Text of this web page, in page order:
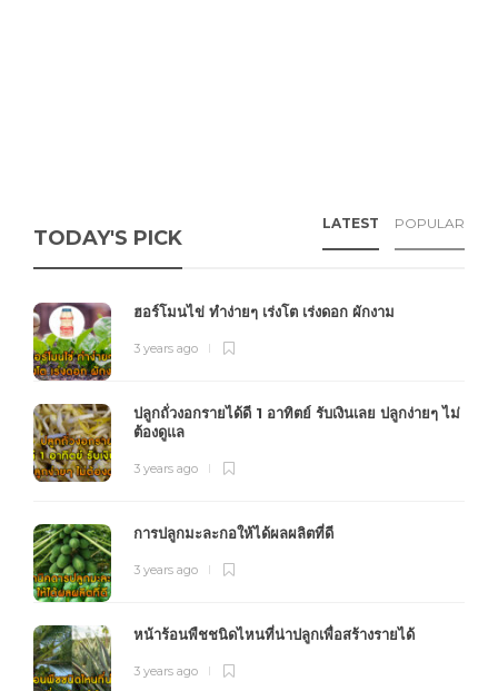
TODAY'S PICK
LATEST POPULAR
ฮอร์โมนไข่ ทำง่ายๆ เร่งโต เร่งดอก ผักงาม
3 years ago
ปลูกถั่วงอกรายได้ดี 1 อาทิตย์ รับเงินเลย ปลูกง่ายๆ ไม่
ต้องดูแล
3 years ago
การปลูกมะละกอให้ได้ผลผลิตที่ดี
3 years ago
หน้าร้อนพืชชนิดไหนที่น่าปลูกเพื่อสร้างรายได้
3 years ago